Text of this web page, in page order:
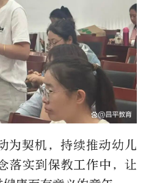
为契机，持续推动幼儿
实到保教工作中，让